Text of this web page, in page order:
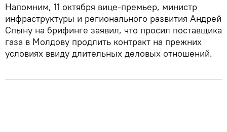
Напомним, 11 октября вице-премьер, министр
инфраструктуры и регионального развития Андрей
Спыну на брифинге заявил, что просил поставщика
газа в Молдову продлить контракт на прежних
условиях ввиду длительных деловых отношений.